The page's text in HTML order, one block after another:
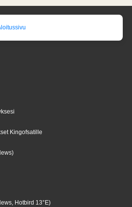
Kingofsatille
Hotbird 13°E)